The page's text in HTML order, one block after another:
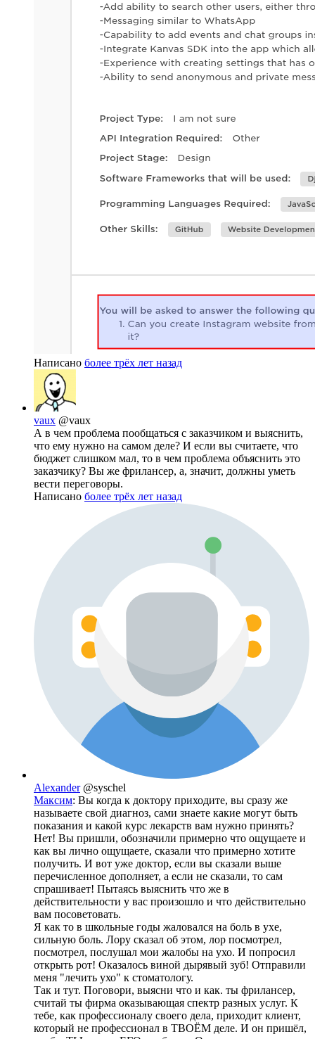
Написано более трёх лет назад
vaux @vaux
А в чем проблема пообщаться с заказчиком и выяснить,
что ему нужно на самом деле? И если вы считаете, что
бюджет слишком мал, то в чем проблема объяснить это
заказчику? Вы же фрилансер, а, значит, должны уметь
вести переговоры.
Написано более трёх лет назад
Alexander @syschel
Максим: Вы когда к доктору приходите, вы сразу же
называете свой диагноз, сами знаете какие могут быть
показания и какой курс лекарств вам нужно принять?
Нет! Вы пришли, обозначили примерно что ощущаете и
как вы лично ощущаете, сказали что примерно хотите
получить. И вот уже доктор, если вы сказали выше
перечисленное дополняет, а если не сказали, то сам
спрашивает! Пытаясь выяснить что же в
действительности у вас произошло и что действительно
вам посоветовать.
Я как то в школьные годы жаловался на боль в ухе,
сильную боль. Лору сказал об этом, лор посмотрел,
посмотрел, послушал мои жалобы на ухо. И попросил
открыть рот! Оказалось виной дырявый зуб! Отправили
меня "лечить ухо" к стоматологу.
Так и тут. Поговори, выясни что и как. ты фрилансер,
считай ты фирма оказывающая спектр разных услуг. К
тебе, как профессионалу своего дела, приходит клиент,
который не профессионал в ТВОЁМ деле. И он пришёл,